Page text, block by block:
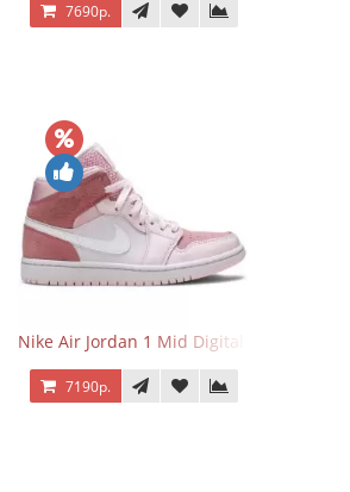
7690р.
Nike Air Jordan 1 Mid Digital Pink
7190р.